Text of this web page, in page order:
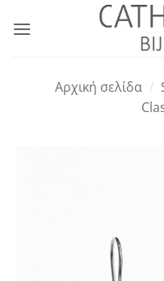
στο
Αρχική σελίδα /